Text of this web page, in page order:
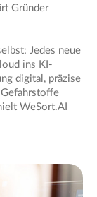
Gründer
Jedes neue
ins KI-
digital, präzise
Gefahrstoffe
WeSort.AI